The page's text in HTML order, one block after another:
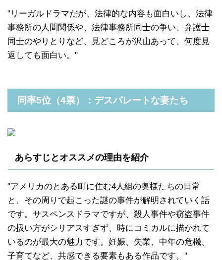
"リーガルドラマだが、法律的な内容も面白いし、法律
事務所の人間関係や、法律事務所同士の争い、弁護士
同士のやりとりなど、見どころが沢山あって、何度見
返しても面白い。"
同率5位（4票）：デスパレートな妻たち
あらすじとオススメの理由を紹介
"アメリカのとある町に住む4人組の奥様たちの日常
と、その周りで起こった謎の事件が解明されていく話
です。サスペンスドラマですが、殺人事件や窃盗事件
の扱い方がシリアスすぎず、時にコミカルに描かれて
いるのが最大の魅力です。妊娠、失業、中年の危機、
子育てなど、共感できる要素もある作品です。"